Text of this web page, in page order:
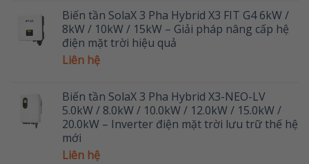
Biến tần SolaX 3 Pha Hybrid X3 FIT G4 6kW /
8kW / 10kW / 15kW – Giải pháp nâng cấp hệ
điện mặt trời hiệu quả
Liên hệ
Biến tần SolaX 3 Pha Hybrid X3-NEO-LV
5.0kW / 8.0kW / 10.0kW / 12.0kW / 15.0kW /
20.0kW – Inverter điện mặt trời lưu trữ thế hệ
mới
Liên hệ